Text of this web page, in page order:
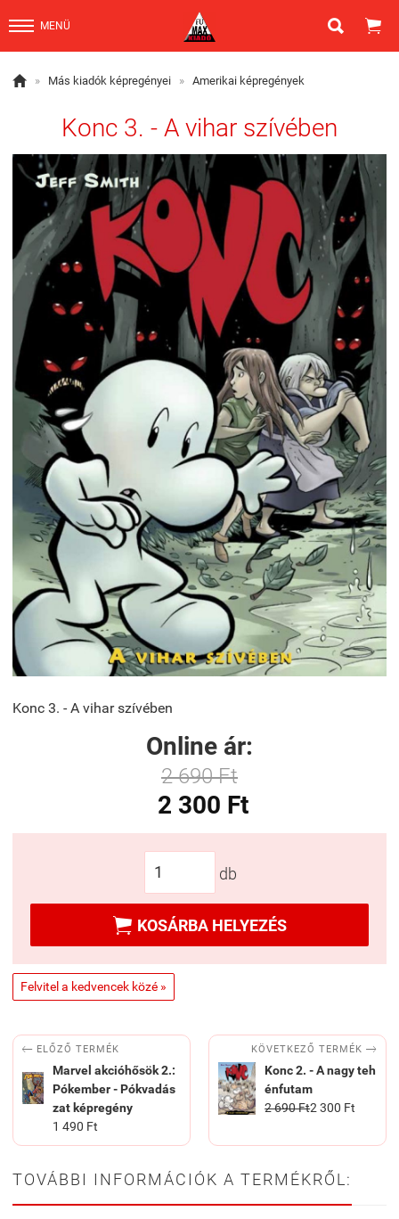
MENÜ  
 » Más kiadók képregényei » Amerikai képregények
Konc 3. - A vihar szívében
Konc 3. - A vihar szívében
Online ár:
2 690 Ft
2 300 Ft
db
 KOSÁRBA HELYEZÉS
Felvitel a kedvencek közé »
 ELŐZŐ TERMÉK
Marvel akcióhősök 2.:
Pókember - Pókvadás
zat képregény
1 490 Ft
KÖVETKEZŐ TERMÉK 
Konc 2. - A nagy teh
énfutam
2 690 Ft2 300 Ft
TOVÁBBI INFORMÁCIÓK A TERMÉKRŐL: